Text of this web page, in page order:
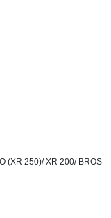
(XR 250)/ XR 200/ BROS